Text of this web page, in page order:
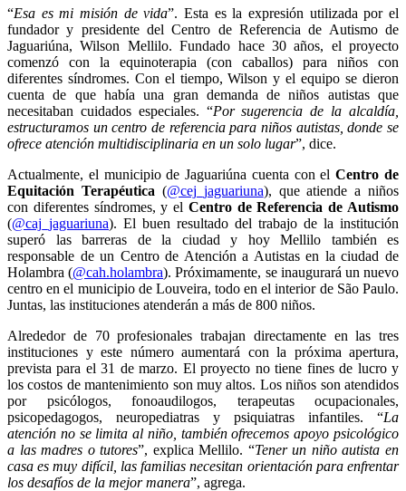
“Esa es mi misión de vida”. Esta es la expresión utilizada por el
fundador y presidente del Centro de Referencia de Autismo de
Jaguariúna, Wilson Mellilo. Fundado hace 30 años, el proyecto
comenzó con la equinoterapia (con caballos) para niños con
diferentes síndromes. Con el tiempo, Wilson y el equipo se dieron
cuenta de que había una gran demanda de niños autistas que
necesitaban cuidados especiales. “Por sugerencia de la alcaldía,
estructuramos un centro de referencia para niños autistas, donde se
ofrece atención multidisciplinaria en un solo lugar”, dice.
Actualmente, el municipio de Jaguariúna cuenta con elCentro de
Equitación Terapéutica (@cej_jaguariuna), que atiende a niños
con diferentes síndromes, y el Centro de Referencia de Autismo
(@caj_jaguariuna). El buen resultado del trabajo de la institución
superó las barreras de la ciudad y hoy Mellilo también es
responsable de un Centro de Atención a Autistas en la ciudad de
Holambra (@cah.holambra). Próximamente, se inaugurará un nuevo
centro en el municipio de Louveira, todo en el interior de São Paulo.
Juntas, las instituciones atenderán a más de 800 niños.
Alrededor de 70 profesionales trabajan directamente en las tres
instituciones y este número aumentará con la próxima apertura,
prevista para el 31 de marzo. El proyecto no tiene fines de lucro y
los costos de mantenimiento son muy altos. Los niños son atendidos
por psicólogos, fonoaudilogos, terapeutas ocupacionales,
psicopedagogos, neuropediatras y psiquiatras infantiles. “La
atención no se limita al niño, también ofrecemos apoyo psicológico
a las madres o tutores”, explica Mellilo. “Tener un niño autista en
casa es muy difícil, las familias necesitan orientación para enfrentar
los desafíos de la mejor manera”, agrega.